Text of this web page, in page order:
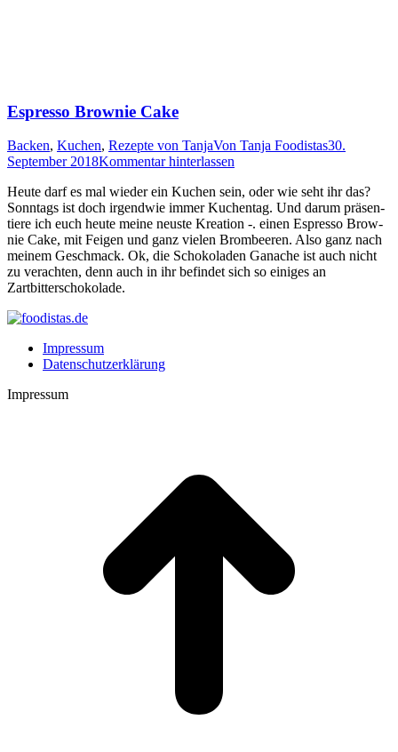
Espresso Brownie Cake
Backen, Kuchen, Rezepte von TanjaVon Tanja Foodistas30.
September 2018Kommentar hinterlassen
Heu­te darf es mal wie­der ein Kuchen sein, oder wie seht ihr das?
Sonn­tags ist doch irgend­wie immer Kuchen­tag. Und dar­um prä­sen­
tie­re ich euch heu­te mei­ne neus­te Krea­ti­on -. einen Espres­so Brow­
nie Cake, mit Fei­gen und ganz vie­len Brom­bee­ren. Also ganz nach
mei­nem Geschmack. Ok, die Scho­ko­la­den Gana­che ist auch nicht
zu ver­ach­ten, denn auch in ihr befin­det sich so eini­ges an
Zartbitterschokolade.
Impressum
Datenschutzerklärung
Impressum